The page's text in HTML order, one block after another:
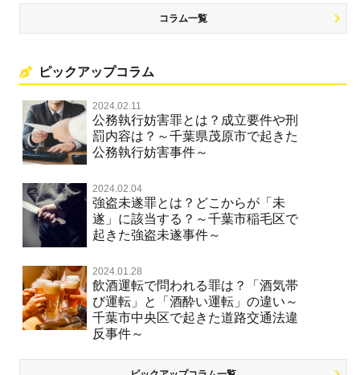
コラム一覧
ピックアップコラム
2024.02.11
公務執行妨害罪とは？成立要件や刑
罰内容は？～千葉県茂原市で起きた
公務執行妨害事件～
2024.02.04
強盗未遂罪とは？どこからが「未
遂」に該当する？～千葉市稲毛区で
起きた強盗未遂事件～
2024.01.28
飲酒運転で問われる罪は？「酒気帯
び運転」と「酒酔い運転」の違い～
千葉市中央区で起きた道路交通法違
反事件～